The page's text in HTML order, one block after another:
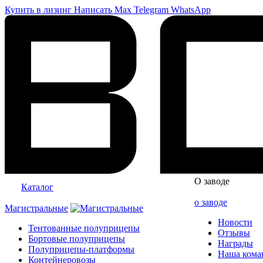
Купить в лизинг Написать Max Telegram WhatsApp
Каталог
Магистральные
Тентованные полуприцепы
Бортовые полуприцепы
Полуприцепы-платформы
Контейнеровозы
О заводе
о заводе
Новости
Отзывы
Награды
Наша